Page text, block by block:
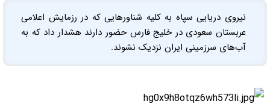
نیروی دریایی سپاه به کلیه شناورهایی که در رزمایش اعلامی
عربستان سعودی در خلیج فارس حضور دارند هشدار داد که به
آب‌های سرزمینی ایران نزدیک نشوند.